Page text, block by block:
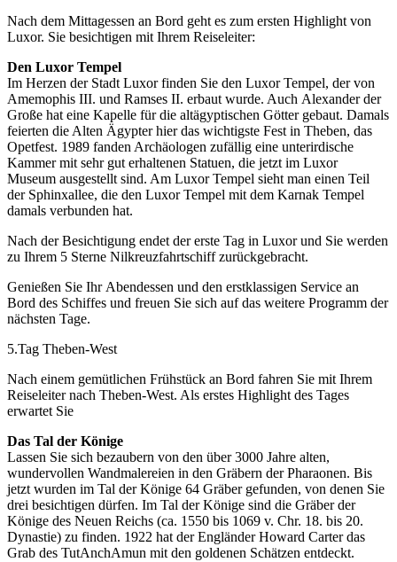
Nach dem Mittagessen an Bord geht es zum ersten Highlight von
Luxor. Sie besichtigen mit Ihrem Reiseleiter:
Den Luxor Tempel
Im Herzen der Stadt Luxor finden Sie den Luxor Tempel, der von
Amemophis III. und Ramses II. erbaut wurde. Auch Alexander der
Große hat eine Kapelle für die altägyptischen Götter gebaut. Damals
feierten die Alten Ägypter hier das wichtigste Fest in Theben, das
Opetfest. 1989 fanden Archäologen zufällig eine unterirdische
Kammer mit sehr gut erhaltenen Statuen, die jetzt im Luxor
Museum ausgestellt sind. Am Luxor Tempel sieht man einen Teil
der Sphinxallee, die den Luxor Tempel mit dem Karnak Tempel
damals verbunden hat.
Nach der Besichtigung endet der erste Tag in Luxor und Sie werden
zu Ihrem 5 Sterne Nilkreuzfahrtschiff zurückgebracht.
Genießen Sie Ihr Abendessen und den erstklassigen Service an
Bord des Schiffes und freuen Sie sich auf das weitere Programm der
nächsten Tage.
5.Tag Theben-West
Nach einem gemütlichen Frühstück an Bord fahren Sie mit Ihrem
Reiseleiter nach Theben-West. Als erstes Highlight des Tages
erwartet Sie
Das Tal der Könige
Lassen Sie sich bezaubern von den über 3000 Jahre alten,
wundervollen Wandmalereien in den Gräbern der Pharaonen. Bis
jetzt wurden im Tal der Könige 64 Gräber gefunden, von denen Sie
drei besichtigen dürfen. Im Tal der Könige sind die Gräber der
Könige des Neuen Reichs (ca. 1550 bis 1069 v. Chr. 18. bis 20.
Dynastie) zu finden. 1922 hat der Engländer Howard Carter das
Grab des TutAnchAmun mit den goldenen Schätzen entdeckt.